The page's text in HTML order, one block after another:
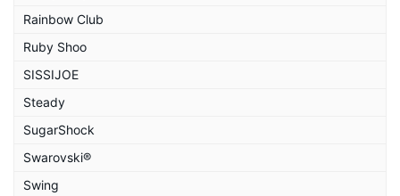
Rainbow Club
Ruby Shoo
SISSIJOE
Steady
SugarShock
Swarovski®
Swing